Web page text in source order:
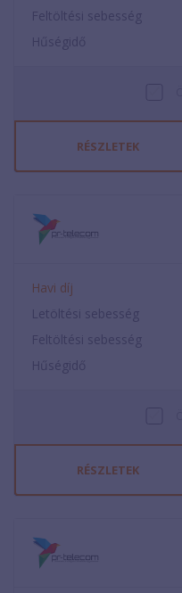
Feltöltési sebesség
Hűségidő
RÉSZLETEK
Havi díj
Letöltési sebesség
Feltöltési sebesség
Hűségidő
RÉSZLETEK